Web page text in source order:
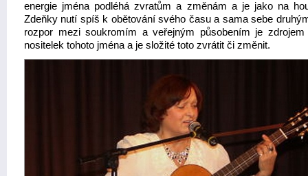
energie jména podléhá zvratům a změnám a je jako na
Zdeňky nutí spíš k obětování svého času a sama sebe
rozpor mezi soukromím a veřejným působením je zdrojem
nositelek tohoto jména a je složité toto zvrátit či změnit.